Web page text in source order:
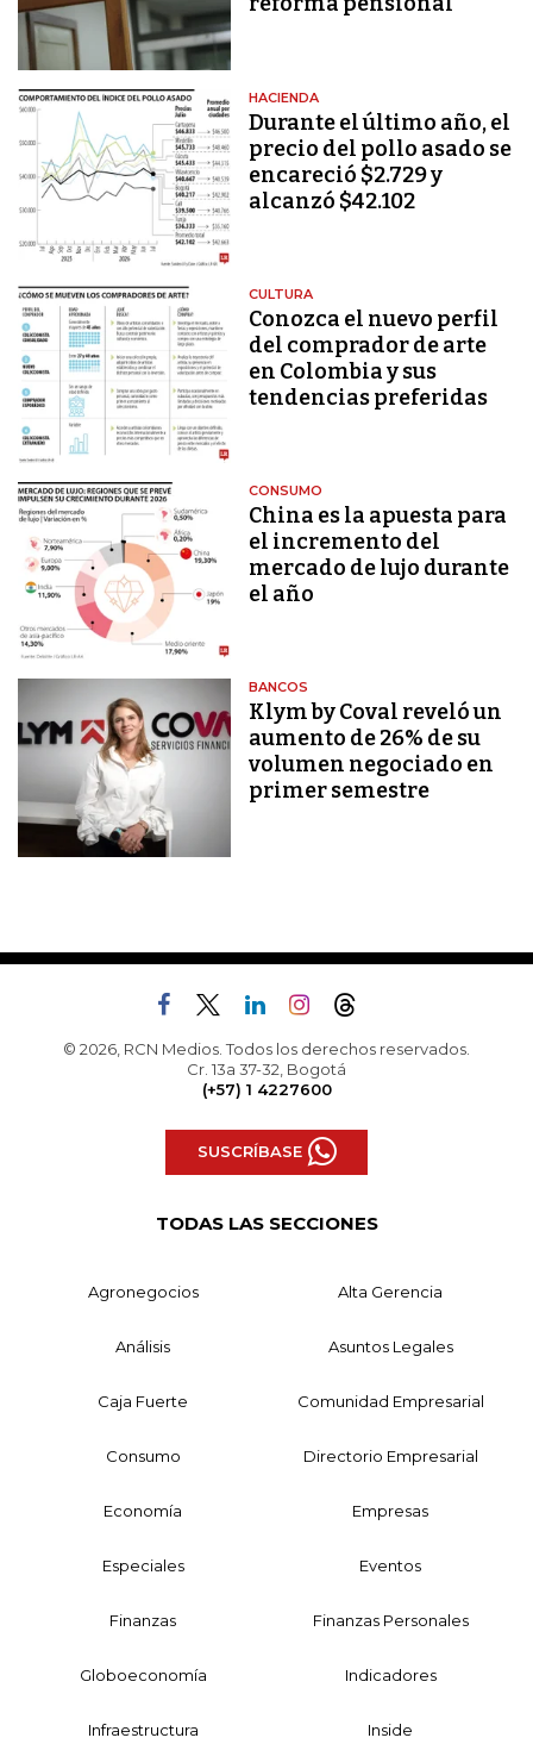
HACIENDA
Durante el último año, el
precio del pollo asado se
encareció $2.729 y
alcanzó $42.102
CULTURA
Conozca el nuevo perfil
del comprador de arte
en Colombia y sus
tendencias preferidas
CONSUMO
China es la apuesta para
el incremento del
mercado de lujo durante
el año
BANCOS
Klym by Coval reveló un
aumento de 26% de su
volumen negociado en
primer semestre
© 2026, RCN Medios. Todos los derechos reservados.
Cr. 13a 37-32, Bogotá
(+57) 1 4227600
SUSCRÍBASE
TODAS LAS SECCIONES
Agronegocios Alta Gerencia
Análisis Asuntos Legales
Caja Fuerte Comunidad Empresarial
Consumo Directorio Empresarial
Economía Empresas
Especiales Eventos
Finanzas Finanzas Personales
Globoeconomía Indicadores
Infraestructura Inside